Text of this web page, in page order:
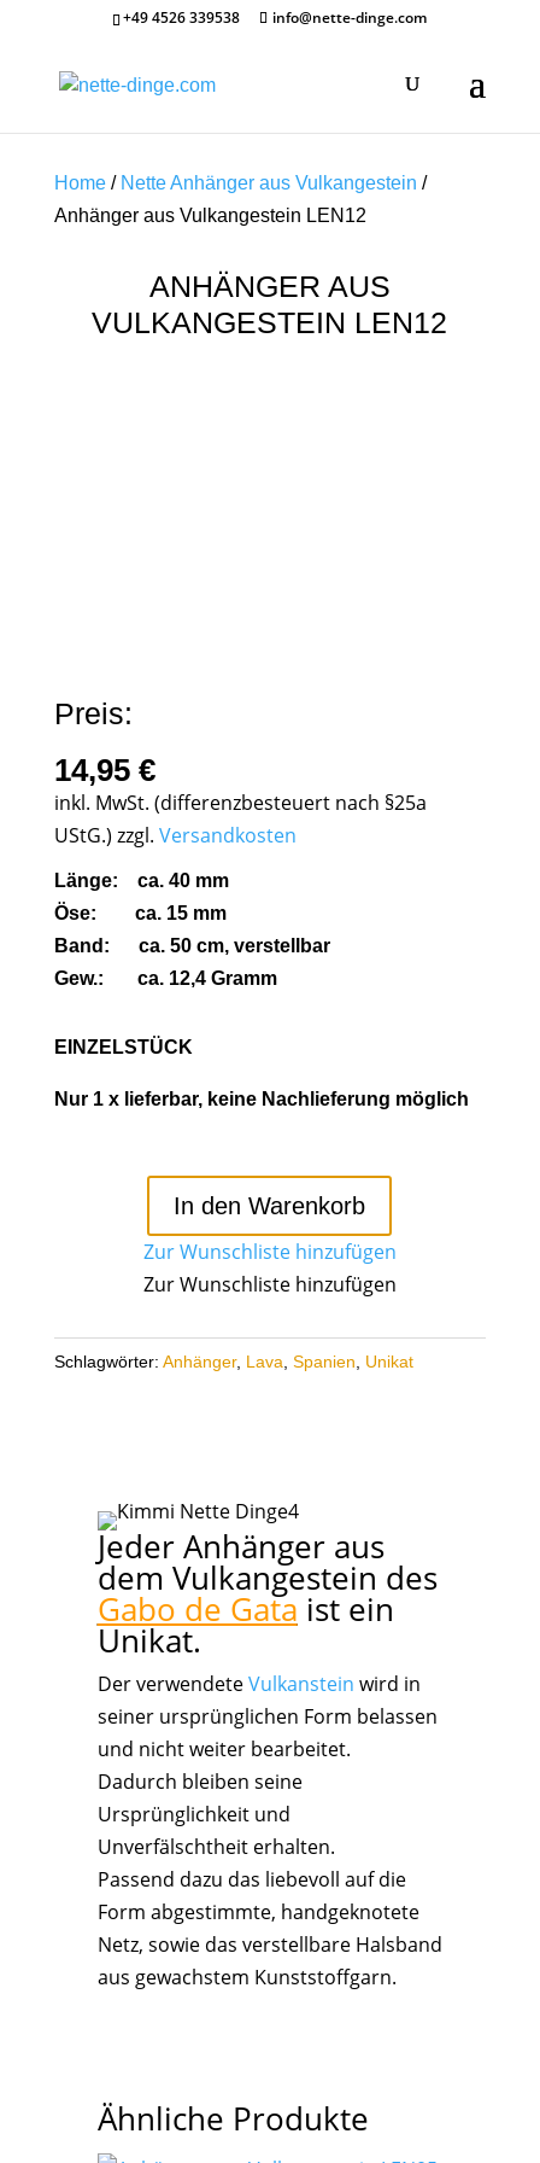
+49 4526 339538 info@nette-dinge.com
Home/ Nette Anhänger aus Vulkangestein /
Anhänger aus Vulkangestein LEN12
ANHÄNGER AUS
VULKANGESTEIN LEN12
Preis:
14,95 €
inkl. MwSt. (differenzbesteuert nach §25a
UStG.) zzgl. Versandkosten
Länge: ca. 40 mm
Öse: ca. 15 mm
Band: ca. 50 cm, verstellbar
Gew.: ca. 12,4 Gramm
EINZELSTÜCK
Nur 1 x lieferbar, keine Nachlieferung möglich
In den Warenkorb
Zur Wunschliste hinzufügen
Zur Wunschliste hinzufügen
Schlagwörter: Anhänger, Lava Spanien Unikat
Jeder Anhänger aus
dem Vulkangestein des
Gabo de Gata ist ein
Unikat.
Der verwendeteVulkanstein wird in
seiner ursprünglichen Form belassen
und nicht weiter bearbeitet.
Dadurch bleiben seine
Ursprünglichkeit und
Unverfälschtheit erhalten.
Passend dazu das liebevoll auf die
Form abgestimmte, handgeknotete
Netz, sowie das verstellbare Halsband
aus gewachstem Kunststoffgarn.
Ähnliche Produkte